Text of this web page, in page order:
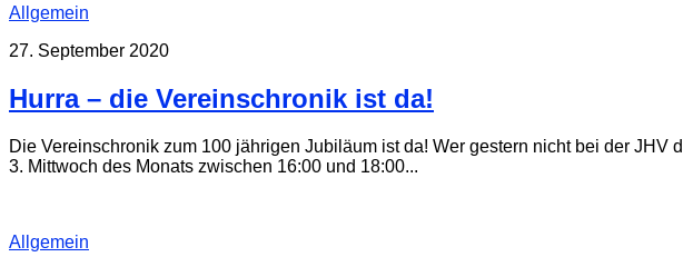
Allgemein
27. September 2020
Hurra – die Vereinschronik ist da!
Die Vereinschronik zum 100 jährigen Jubiläum ist da! Wer gestern nicht bei der JHV
3. Mittwoch des Monats zwischen 16:00 und 18:00...
Allgemein